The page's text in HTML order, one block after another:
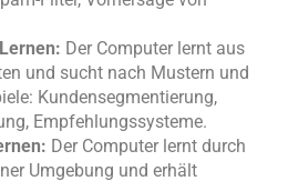
Der Computer lernt aus
und sucht nach Mustern und
Kundensegmentierung,
Empfehlungssysteme.
Der Computer lernt durch
Umgebung und erhält